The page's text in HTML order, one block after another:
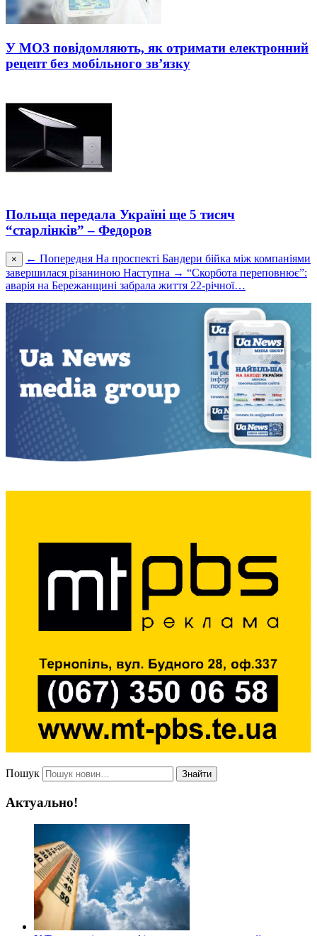
У МОЗ повідомляють, як отримати електронний
рецепт без мобільного зв’язку
Польща передала Україні ще 5 тисяч
“старлінків” – Федоров
× ← Попередня На проспекті Бандери бійка між компаніями
завершилася різаниною Наступна → “Скорбота переповнює”:
аварія на Бережанщині забрала життя 22-річної…
Пошук Знайти
Актуально!